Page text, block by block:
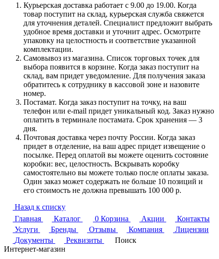
Курьерская доставка работает с 9.00 до 19.00. Когда
товар поступит на склад, курьерская служба свяжется
для уточнения деталей. Специалист предложит выбрать
удобное время доставки и уточнит адрес. Осмотрите
упаковку на целостность и соответствие указанной
комплектации.
Самовывоз из магазина. Список торговых точек для
выбора появится в корзине. Когда заказ поступит на
склад, вам придет уведомление. Для получения заказа
обратитесь к сотруднику в кассовой зоне и назовите
номер.
Постамат. Когда заказ поступит на точку, на ваш
телефон или e-mail придет уникальный код. Заказ нужно
оплатить в терминале постамата. Срок хранения — 3
дня.
Почтовая доставка через почту России. Когда заказ
придет в отделение, на ваш адрес придет извещение о
посылке. Перед оплатой вы можете оценить состояние
коробки: вес, целостность. Вскрывать коробку
самостоятельно вы можете только после оплаты заказа.
Один заказ может содержать не больше 10 позиций и
его стоимость не должна превышать 100 000 р.
Назад к списку
Главная
Каталог 0 Корзина Акции
Контакты
Услуги
Бренды Отзывы Компания
Лицензии
Документы
Реквизиты
Поиск
Интернет-магазин